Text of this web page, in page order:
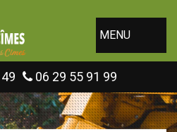
MENU
06 29 55 91 99